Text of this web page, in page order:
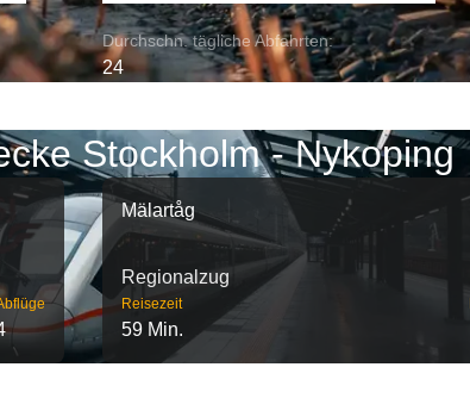
Durchschn. tägliche Abfahrten:
24
Stockholm - Nykoping
Mälartåg
Regionalzug
Reisezeit
59 Min.